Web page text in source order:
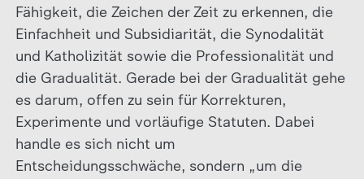
Fähigkeit, die Zeichen der Zeit zu erkennen, die
Einfachheit und Subsidiarität, die Synodalität
und Katholizität sowie die Professionalität und
die Gradualität. Gerade bei der Gradualität gehe
es darum, offen zu sein für Korrekturen,
Experimente und vorläufige Statuten. Dabei
handle es sich nicht um
Entscheidungsschwäche, sondern „um die